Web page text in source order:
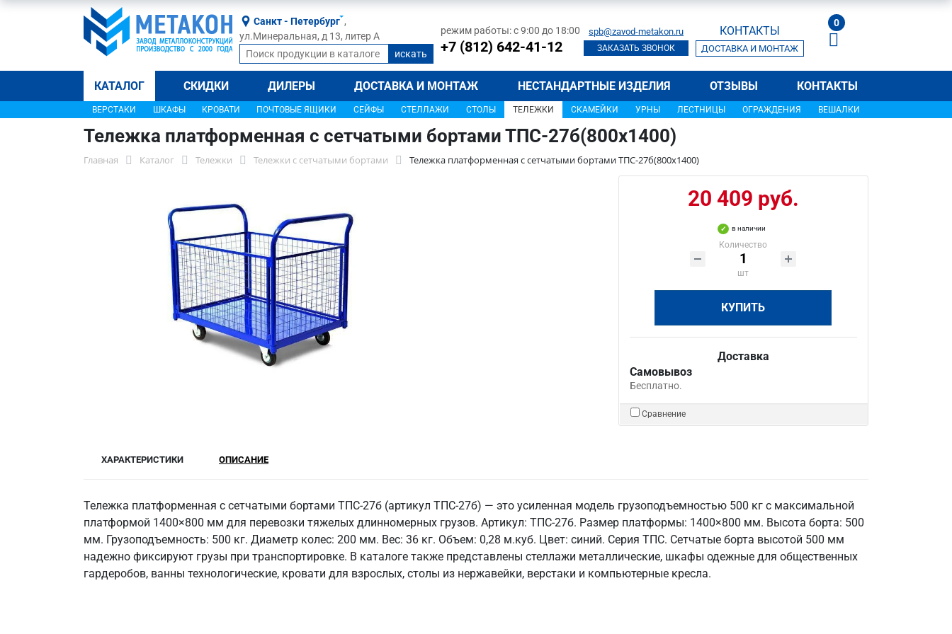
Санкт - Петербург ,
ул.Минеральная, д 13, литер А
режим работы: с 9:00 до 18:00
+7 (812) 642-41-12
spb@zavod-metakon.ru
ЗАКАЗАТЬ ЗВОНОК
КОНТАКТЫ
ДОСТАВКА И МОНТАЖ
0
КАТАЛОГ СКИДКИ ДИЛЕРЫ ДОСТАВКА И МОНТАЖ НЕСТАНДАРТНЫЕ ИЗДЕЛИЯ ОТЗЫВЫ КОНТАКТЫ
ВЕРСТАКИ ШКАФЫ КРОВАТИ ПОЧТОВЫЕ ЯЩИКИ СЕЙФЫ СТЕЛЛАЖИ СТОЛЫ ТЕЛЕЖКИ СКАМЕЙКИ УРНЫ ЛЕСТНИЦЫ ОГРАЖДЕНИЯ ВЕШАЛКИ
Тележка платформенная с сетчатыми бортами ТПС-27б(800х1400)
Главная Каталог Тележки Тележки с сетчатыми бортами Тележка платформенная с сетчатыми бортами ТПС-27б(800х1400)
20 409 руб.
в наличии
Количество
шт
КУПИТЬ
Доставка
Самовывоз
Бесплатно.
Сравнение
ХАРАКТЕРИСТИКИ ОПИСАНИЕ
Тележка платформенная с сетчатыми бортами ТПС-27б (артикул ТПС-27б) — это усиленная модель грузоподъемностью 500 кг с максимальной
платформой 1400×800 мм для перевозки тяжелых длинномерных грузов. Артикул: ТПС-27б. Размер платформы: 1400×800 мм. Высота борта: 500
мм. Грузоподъемность: 500 кг. Диаметр колес: 200 мм. Вес: 36 кг. Объем: 0,28 м.куб. Цвет: синий. Серия ТПС. Сетчатые борта высотой 500 мм
надежно фиксируют грузы при транспортировке. В каталоге также представлены стеллажи металлические, шкафы одежные для общественных
гардеробов, ванны технологические, кровати для взрослых, столы из нержавейки, верстаки и компьютерные кресла.